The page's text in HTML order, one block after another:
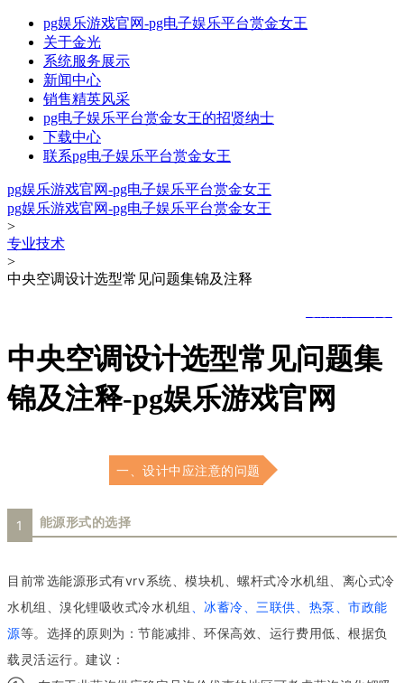
pg娱乐游戏官网-pg电子娱乐平台赏金女王
关于金光
系统服务展示
新闻中心
销售精英风采
pg电子娱乐平台赏金女王的招贤纳士
下载中心
联系pg电子娱乐平台赏金女王
pg娱乐游戏官网-pg电子娱乐平台赏金女王
pg娱乐游戏官网-pg电子娱乐平台赏金女王
>
专业技术
>
中央空调设计选型常见问题集锦及注释
中央空调设计选型常见问题集
锦及注释-pg娱乐游戏官网
一、设计中应注意的问题
1 能源形式的选择
目前常选能源形式有vrv系统、模块机、螺杆式冷水机组、离心式冷
水机组、溴化锂吸收式冷水机组
、冰蓄冷、三联供、热泵、市政能
源等。选择的原则为：节能减排、环保高效、运行费用低、根据负
载灵活运行。建议：